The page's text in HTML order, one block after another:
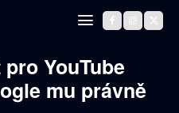
YouTube
mu právně